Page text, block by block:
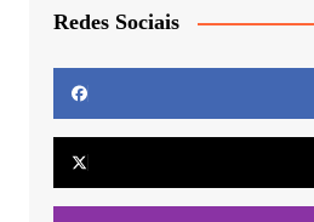
Redes Sociais